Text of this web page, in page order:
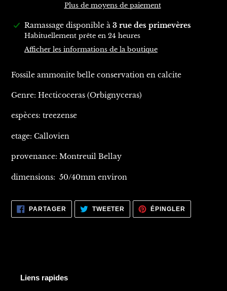
Plus de moyens de paiement
Ajout
d'un
produit
panier
Ramassage disponible à 3 rue des primevères
Habituellement prête en 24 heures
Afficher les informations de la boutique
Fossile ammonite belle conservation en calcite
Genre: Hecticoceras (Orbignyceras)
espèces: treezense
etage: Callovien
provenance: Montreuil Bellay
dimensions: 50/40mm environ
PARTAGER PARTAGER
SUR
FACEBOOK
TWEETER TWEETER
SUR
TWITTER
ÉPINGLER
PINTEREST
Liens rapides